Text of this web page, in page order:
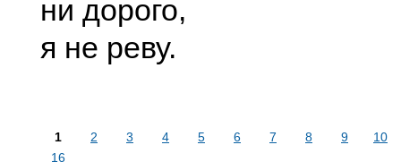
ни дорого,
я не реву.
1 2 3 4 5 6 7 8 9
10
16